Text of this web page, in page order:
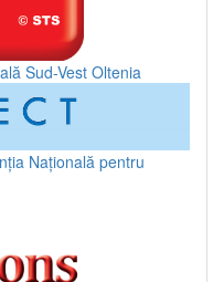
Sud-Vest Oltenia
Națională pentru